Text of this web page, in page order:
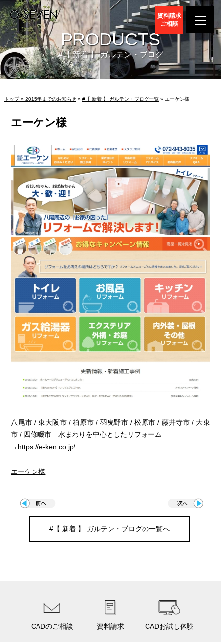
資料請求
ご相談
PRODUCTS
#【 新着 】 ガルテン・ブログ
トップ » 2015年までのお知らせ» #【 新着 】 ガルテン・ブログ一覧» エーケン様
エーケン様
八尾市 / 東大阪市 / 柏原市 / 羽曳野市 / 松原市 / 藤井寺市 / 大東
市 / 四條畷市 水まわりを中心としたリフォーム
→ https://e-ken.co.jp/
エーケン様
#【 新着 】 ガルテン・ブログの一覧へ
CADのご相談 資料請求 CADお試し体験